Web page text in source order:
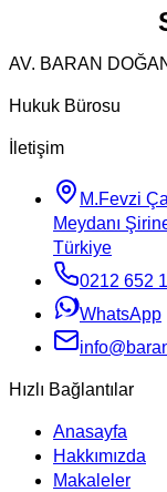
AV. BARAN
Hukuk Bürosu
İletişim
M.Fevzi
Meydanı
Türkiye
0212 652
WhatsApp
Hızlı Bağlantılar
Anasayfa
Hakkımızda
Makaleler